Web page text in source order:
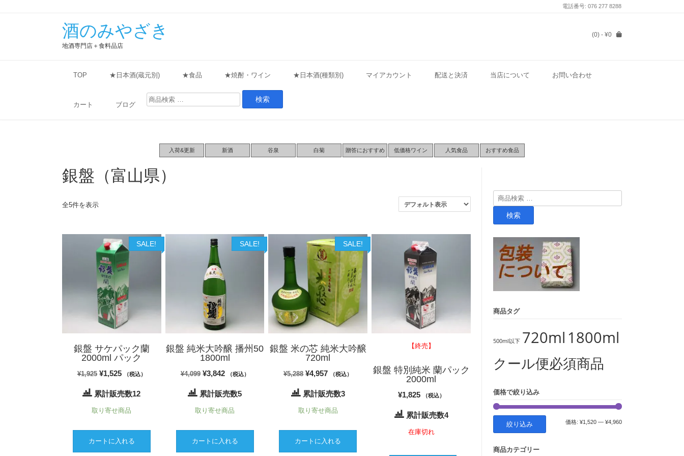
電話番号: 076 277 8288
酒のみやざき
地酒専門店＋食料品店
(0) - ¥0
TOP ★日本酒(蔵元別) ★食品 ★焼酎・ワイン ★日本酒(種類別) マイアカウント 配送と決済 当店について お問い合わせ
カート ブログ
検
索
入荷&更新 新酒 谷泉 白菊 贈答におすすめ 低価格ワイン 人気食品 おすすめ食品
銀盤（富山県）
全5件を表示
SALE!
銀盤 サケパック蘭
2000ml パック
¥1,925 元
価
格
¥1,925
¥1,525現
の
価
は
（税込）
累計販売数12
取り寄せ商品
カートに入れる
SALE!
銀盤 純米大吟醸 播州50
1800ml
¥4,099 元
価
格
¥4,099
¥3,842現
の
価
は
（税込）
累計販売数5
取り寄せ商品
カートに入れる
SALE!
銀盤 米の芯 純米大吟醸
720ml
¥5,288 元
価
格
¥5,288
¥4,957現
の
価
は
（税込）
累計販売数3
取り寄せ商品
カートに入れる
【終売】
銀盤 特別純米 蘭パック
2000ml
¥1,825 （税込）
累計販売数4
在庫切れ
検
索
検索
商品タグ
500ml以下 720ml 1800ml
クール便必須商品
価格で絞り込み
最
最
絞り込み 価格: ¥1,520 — ¥4,960
商品カテゴリー